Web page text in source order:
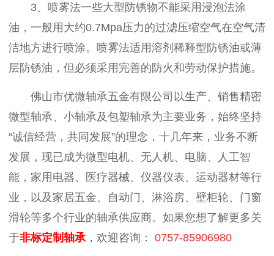
3、喷雾法一些大型防锈物不能采用浸泡法涂
油，一般用大约0.7Mpa压力的过滤压缩空气在空气清
洁地方进行喷涂。喷雾法适用溶剂稀释型防锈油或薄
层防锈油，但必须采用完善的防火和劳动保护措施。
佛山市优微轴承五金有限公司以生产、销售精密
微型轴承、小轴承及包塑轴承为主要业务，始终坚持
“诚信经营，共同发展”的理念，十几年来，业务不断
发展，现已成为微型电机、无人机、电脑、人工智
能，家用电器、医疗器械、仪器仪表、运动器材等行
业，以及家居五金、自动门、淋浴房、壁柜轮、门窗
滑轮等多个行业的轴承供应商。如果您想了解更多关
于非标定制轴承 ，欢迎咨询： 0757-85906980